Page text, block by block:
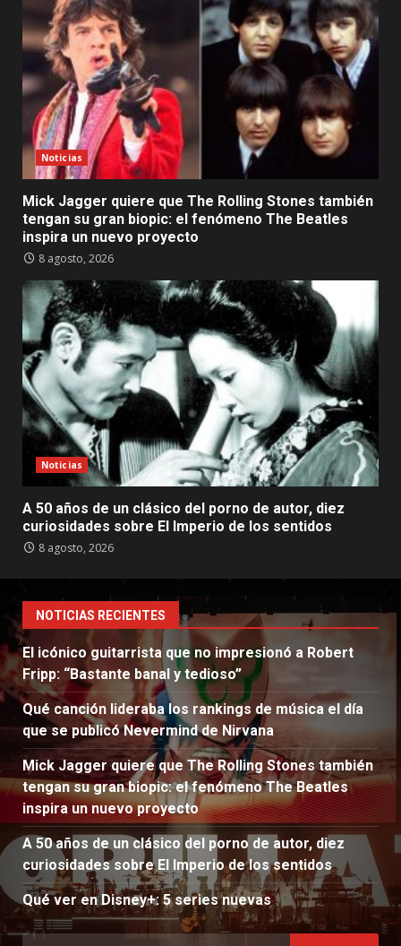
Noticias
Mick Jagger quiere que The Rolling Stones también
tengan su gran biopic: el fenómeno The Beatles
inspira un nuevo proyecto
8 agosto, 2026
Noticias
A 50 años de un clásico del porno de autor, diez
curiosidades sobre El Imperio de los sentidos
8 agosto, 2026
NOTICIAS RECIENTES
El icónico guitarrista que no impresionó a Robert
Fripp: “Bastante banal y tedioso”
Qué canción lideraba los rankings de música el día
que se publicó Nevermind de Nirvana
Mick Jagger quiere que The Rolling Stones también
tengan su gran biopic: el fenómeno The Beatles
inspira un nuevo proyecto
A 50 años de un clásico del porno de autor, diez
curiosidades sobre El Imperio de los sentidos
Qué ver en Disney+: 5 series nuevas